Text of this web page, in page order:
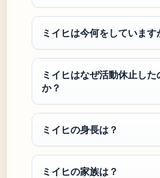
ミイヒは今何をしています
ミイヒはなぜ活動休止した
か？
ミイヒの身長は？
ミイヒの家族は？